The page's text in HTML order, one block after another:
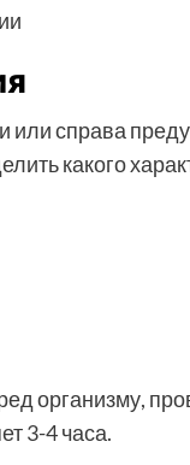
или справа
какого
организму,
3-4 часа.